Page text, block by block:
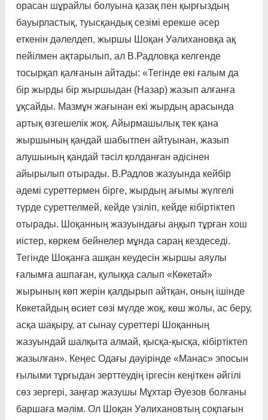
орасан шұрайлы болуына қазақ пен қырғыздың
бауырлас­тық, туысқандық сезімі ерекше әсер
еткенін дәлелдеп, жыршы Шоқан Уәлихановқа ақ
пейіл­мен ақтарылып, ал В.Радловқа келгенде
тосырқап қалғанын айтады: «Тегінде екі ғалым да
бір жырды бір жыршыдан (Назар) жазып алғанға
ұқсайды. Мазмұн жағынан екі жырдың арасында
артық өзгешелік жоқ. Айырмашылық тек қана
жыршының қандай шабытпен айтуынан, жазып
алушының қандай тәсіл қолданған әдісінен
айырылып отырады. В.Радлов жазуында кейбір
әдемі суреттермен бірге, жырдың ағымы жүлгелі
түрде суреттелмей, кейде үзіліп, кейде кібіртіктеп
отырады. Шоқанның жазуындағы аң­қып тұрған хош
иістер, көр­кем бейнелер мұнда сараң кез­де­седі.
Тегінде Шоқанға аш­қан кеудесін жыршы аяулы
ғалым­ға ашпаған, қулыққа салып «Көкетай»
жырының көп жерін қалдырып айтқан, оның ішін­де
Көкетайдың өсиет сөзі мүлде жоқ, көш жолы, ас беру,
асқа шақы­ру, ат сынау суреттері Ш­о­қ­ан­­ның
жазуындай шалқыта ал­май, қысқа-қысқа, кібіртіктеп
жазылған». Кеңес Одағы дәуірінде «Манас» эпосын
ғылыми тұр­ғы­­дан зерттеудің іргесін кеңіт­­кен әйгілі
сөз зергері, заңғар жазушы Мұхтар Әуезов болға­ны
баршаға мәлім. Ол Шоқан Уәли­хановтың соқпағын